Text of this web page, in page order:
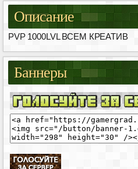
Описание
PVP 1000LVL ВСЕМ КРЕАТИВ
Баннеры